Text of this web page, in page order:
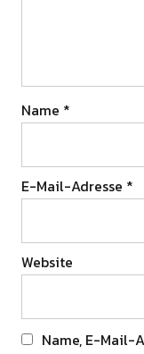
Name *
E-Mail-Adresse *
Website
Name, E-Mail-